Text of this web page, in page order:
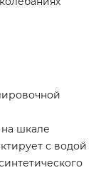
на шкале
с водой